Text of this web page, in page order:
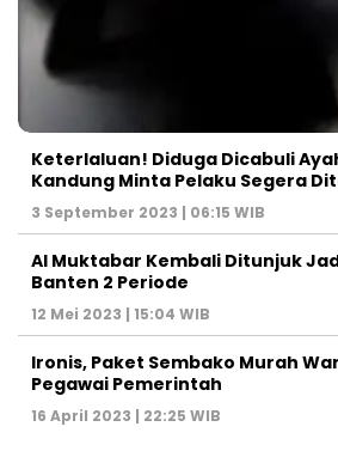
Keterlaluan! Diduga Dicabuli
Kandung Minta Pelaku Segera
3 September 2023 | 06:15 WIB
Al Muktabar Kembali Ditunjuk
Banten 2 Periode
12 Mei 2023 | 15:04 WIB
Ironis, Paket Sembako Murah
Pegawai Pemerintah
16 April 2023 | 22:25 WIB